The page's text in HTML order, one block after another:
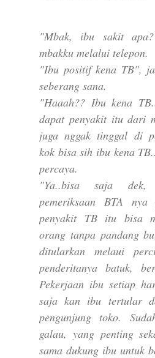
"Mbak, ibu sakit
mbakku melalui telepon.
"Ibu positif kena TB",
seberang sana.
"Haaah?? Ibu kena
dapat penyakit itu dari
juga nggak tinggal di
kok bisa sih ibu kena
percaya.
"Ya..bisa saja
pemeriksaan BTA
penyakit TB itu bisa
orang tanpa pandang
ditularkan melaui
penderitanya batuk,
Pekerjaan ibu setiap
saja kan ibu tertular
pengunjung toko.
galau, yang penting
sama dukung ibu untuk